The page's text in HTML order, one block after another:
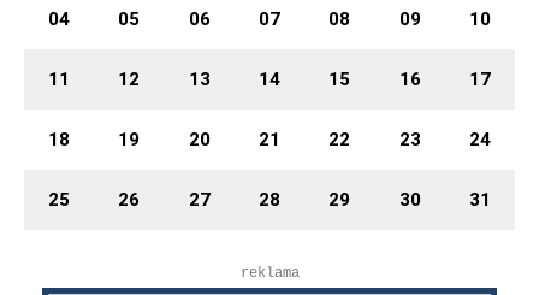
04 05 06 07 08 09 10
11 12 13 14 15 16 17
18 19 20 21 22 23 24
25 26 27 28 29 30 31
reklama